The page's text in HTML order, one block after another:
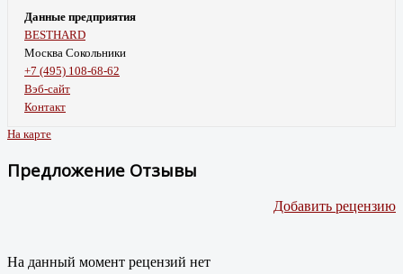
Данные предприятия
BESTHARD
Москва Сокольники
+7 (495) 108-68-62
Вэб-сайт
Контакт
На карте
Предложение Отзывы
Добавить рецензию
На данный момент рецензий нет